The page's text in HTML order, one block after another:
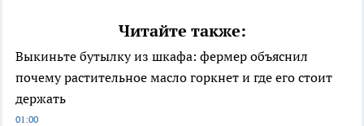
Читайте также:
Выкиньте бутылку из шкафа: фермер объяснил
почему растительное масло горкнет и где его стоит
держать
01:00